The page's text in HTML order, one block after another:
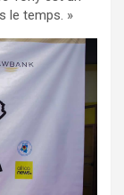
le temps. »